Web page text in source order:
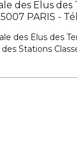
des Elus
PARIS -
des Elus des
Stations